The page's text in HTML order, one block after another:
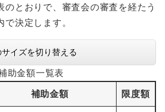
のとおりで、審査会の審査を経たう
で決定します。
イズを切り替える
助金額一覧表
補助金額 限度額